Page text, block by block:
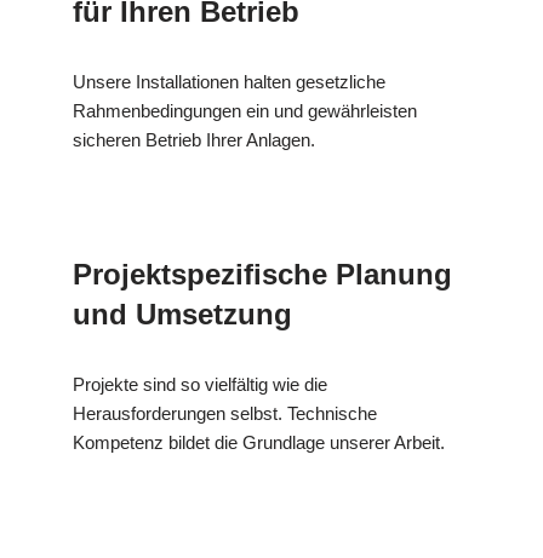
für Ihren Betrieb
Unsere Installationen halten gesetzliche
Rahmenbedingungen ein und gewährleisten
sicheren Betrieb Ihrer Anlagen.
Projektspezifische Planung
und Umsetzung
Projekte sind so vielfältig wie die
Herausforderungen selbst. Technische
Kompetenz bildet die Grundlage unserer Arbeit.